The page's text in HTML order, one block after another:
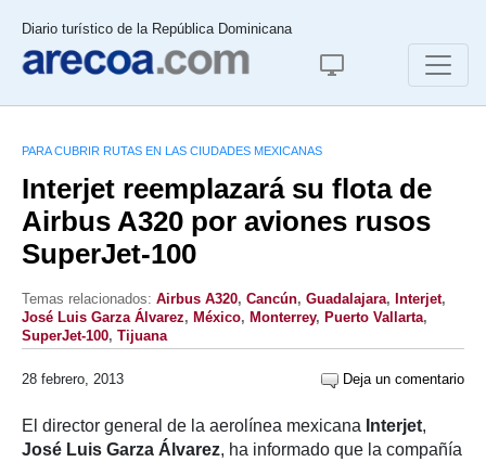
Diario turístico de la República Dominicana
PARA CUBRIR RUTAS EN LAS CIUDADES MEXICANAS
Interjet reemplazará su flota de
Airbus A320 por aviones rusos
SuperJet-100
Temas relacionados: Airbus A320, Cancún, Guadalajara, Interjet,
José Luis Garza Álvarez, México, Monterrey, Puerto Vallarta,
SuperJet-100, Tijuana
28 febrero, 2013 Deja un comentario
El director general de la aerolínea mexicana Interjet,
José Luis Garza Álvarez, ha informado que la compañía